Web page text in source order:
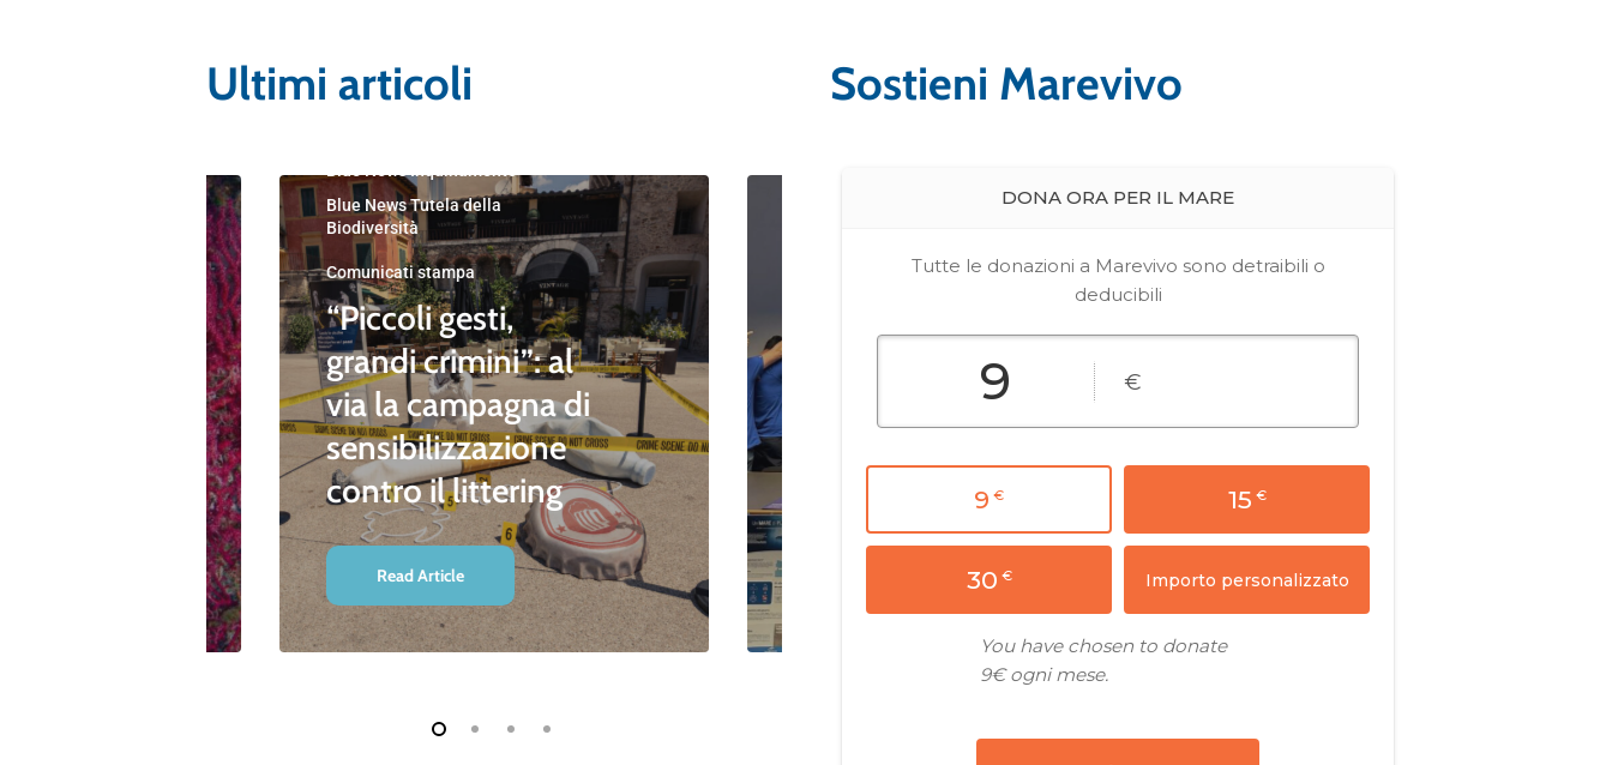
Ultimi articoli
Blue News
Blue News Tutela della
Biodiversità
Comunicati stampa
“Piccoli gesti,
grandi crimini”: al
via la campagna di
sensibilizzazione
contro il littering
Read Article
Blue News Educazione Ambientale
Blue News Tutela della
Legalità 2026”
Blue News Cambiamenti Climatici
ritmi preoccupanti
Read Article
Sostieni Marevivo